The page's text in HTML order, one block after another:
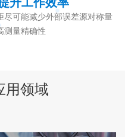
升工作效率
尽可能减少外部误差源对称量
测量精确性
用领域